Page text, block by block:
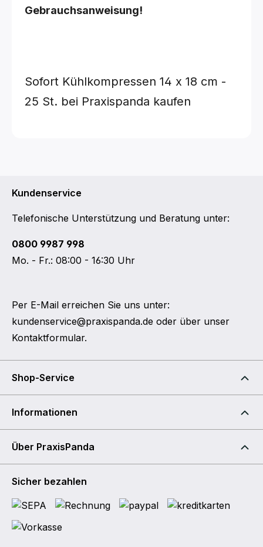
Gebrauchsanweisung!
Sofort Kühlkompressen 14 x 18 cm -
25 St. bei Praxispanda kaufen
Kundenservice
Telefonische Unterstützung und Beratung unter:
0800 9987 998
Mo. - Fr.: 08:00 - 16:30 Uhr
Per E-Mail erreichen Sie uns unter:
kundenservice@praxispanda.de oder über unser
Kontaktformular.
Shop-Service
Informationen
Über PraxisPanda
Sicher bezahlen